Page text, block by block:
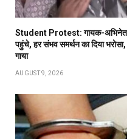
Student Protest: गायक-अभिनेता
पहुंचे, हर संभव समर्थन का दिया
गाया
AUGUST 9, 2026